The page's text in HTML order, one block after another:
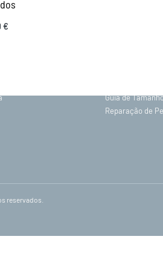
€
Guia de
Reparação de
reservados.